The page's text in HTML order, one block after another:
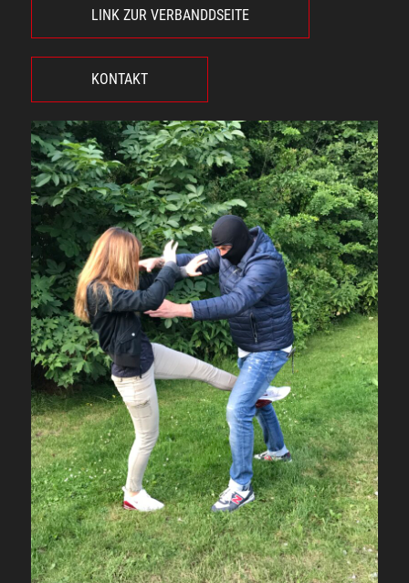
LINK ZUR VERBANDDSEITE
KONTAKT